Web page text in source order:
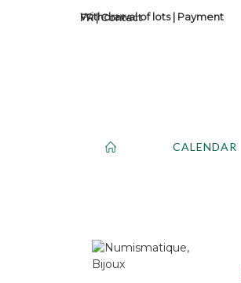
Contact
Withdrawal of lots| Payment
CALENDAR